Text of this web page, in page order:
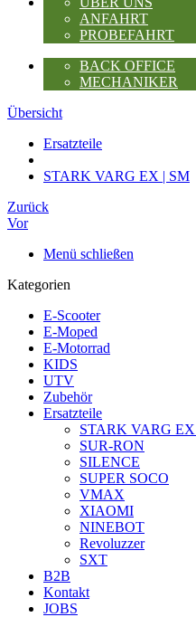
ANFAHRT
PROBEFAHRT
BACK OFFICE
MECHANIKER
Übersicht
Ersatzteile
STARK VARG EX | SM
Zurück
Vor
Menü schließen
Kategorien
E-Scooter
E-Moped
E-Motorrad
KIDS
UTV
Zubehör
Ersatzteile
STARK VARG
SUR-RON
SILENCE
SUPER SOCO
VMAX
XIAOMI
NINEBOT
Revoluzzer
SXT
B2B
Kontakt
JOBS